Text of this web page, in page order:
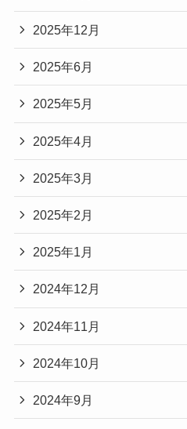
2025年12月
2025年6月
2025年5月
2025年4月
2025年3月
2025年2月
2025年1月
2024年12月
2024年11月
2024年10月
2024年9月